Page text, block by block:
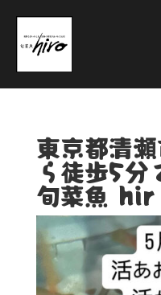
東京都清
ら徒歩5分
旬菜魚 hir